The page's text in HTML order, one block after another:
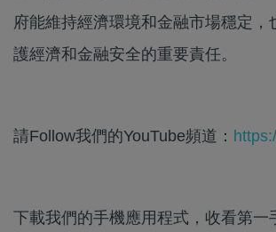
府能維持經濟環境和金融市場穩定，
護經濟和金融安全的重要責任。
請Follow我們的YouTube頻道：
下載我們的手機應用程式，收看第一